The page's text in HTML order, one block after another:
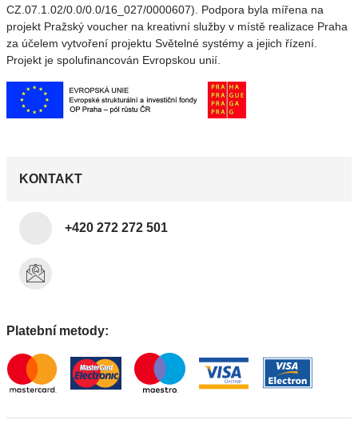
CZ.07.1.02/0.0/0.0/16_027/0000607). Podpora byla mířena na
projekt Pražský voucher na kreativní služby v místě realizace Praha
za účelem vytvoření projektu Světelné systémy a jejich řízení.
Projekt je spolufinancován Evropskou unií.
KONTAKT
+420 272 272 501
Platební metody: